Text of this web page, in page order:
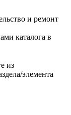
и ремонт
каталога в
из
элемента